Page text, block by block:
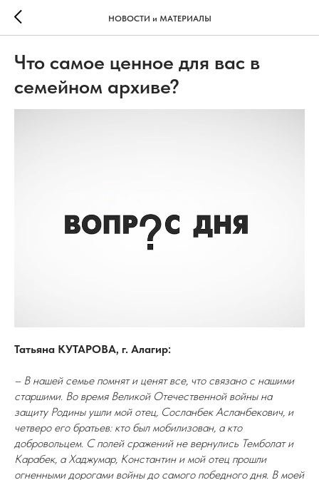
НОВОСТИ и МАТЕРИАЛЫ
Что самое ценное для вас в
семейном архиве?
Татьяна КУТАРОВА, г. Алагир:
– В нашей семье помнят и ценят все, что связано с нашими
старшими. Во время Великой Отечественной войны на
защиту Родины ушли мой отец, Сосланбек Асланбекович, и
четверо его братьев: кто был мобилизован, а кто
добровольцем. С полей сражений не вернулись Темболат и
Карабек, а Хаджумар, Константин и мой отец прошли
огненными дорогами войны до самого победного дня. В моей